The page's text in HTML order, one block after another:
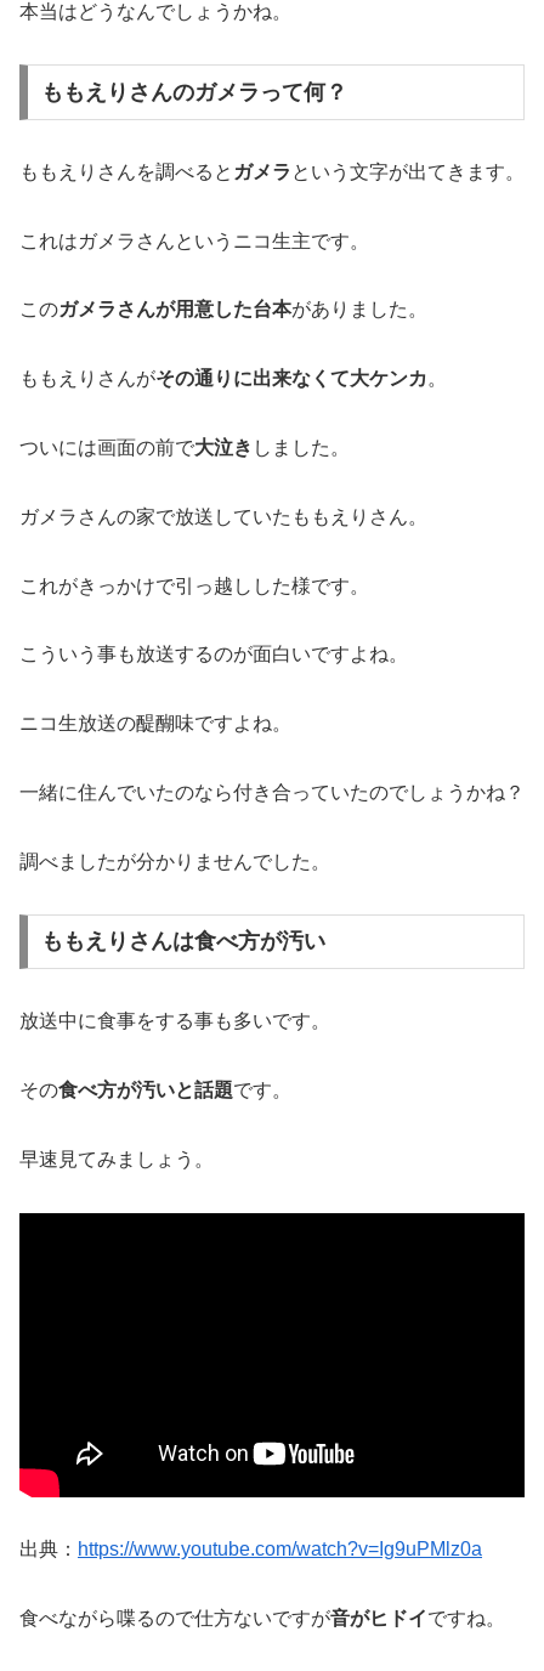
本当はどうなんでしょうかね。
ももえりさんのガメラって何？
ももえりさんを調べると ガメラ という文字が出てきます。
これはガメラさんというニコ生主です。
このガメラさんが用意した台本がありました。
ももえりさんがその通りに出来なくて大ケンカ 。
ついには画面の前で大泣き しました。
ガメラさんの家で放送していたももえりさん。
これがきっかけで引っ越しした様です。
こういう事も放送するのが面白いですよね。
ニコ生放送の醍醐味ですよね。
一緒に住んでいたのなら付き合っていたのでしょうかね？
調べましたが分かりませんでした。
ももえりさんは食べ方が汚い
放送中に食事をする事も多いです。
その食べ方が汚いと話題です。
早速見てみましょう。
出典： https://www.youtube.com/watch?v=Ig9uPMlz0a
食べながら喋るので仕方ないですが音がヒドイですね。